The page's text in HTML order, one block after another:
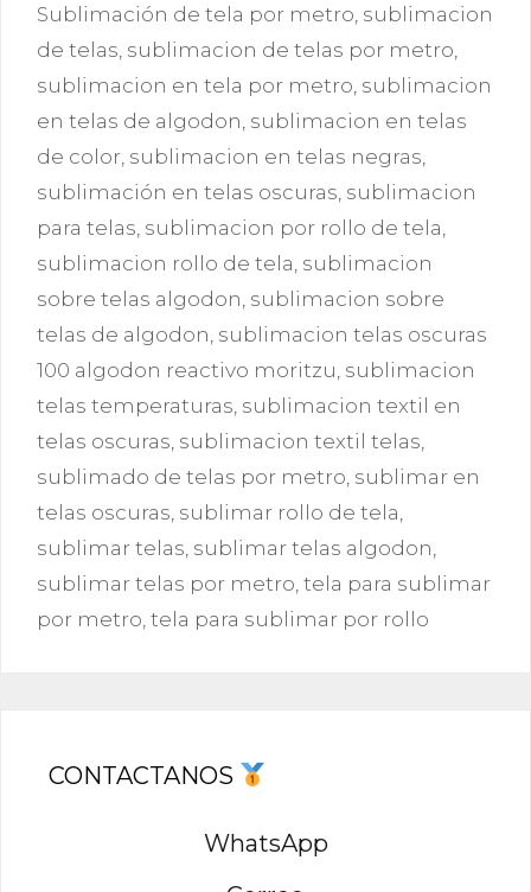
Sublimación de tela por metro sublimacion
de telas sublimacion de telas por metro
sublimacion en tela por metro sublimacion
en telas de algodon sublimacion en telas
de color sublimacion en telas negras
sublimación en telas oscuras sublimacion
para telas sublimacion por rollo de tela
sublimacion rollo de tela sublimacion
sobre telas algodon sublimacion sobre
telas de algodon sublimacion telas oscuras
100 algodon reactivo moritzu sublimacion
telas temperaturas sublimacion textil en
telas oscuras sublimacion textil telas
sublimado de telas por metro sublimar en
telas oscuras sublimar rollo de tela
sublimar telas sublimar telas algodon
sublimar telas por metro tela para sublimar
por metro tela para sublimar por rollo
CONTACTANOS
WhatsApp